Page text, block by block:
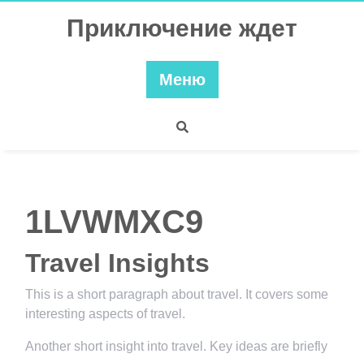
Приключение ждет
Меню
1LVWMXC9
Travel Insights
This is a short paragraph about travel. It covers some
interesting aspects of travel.
Another short insight into travel. Key ideas are briefly